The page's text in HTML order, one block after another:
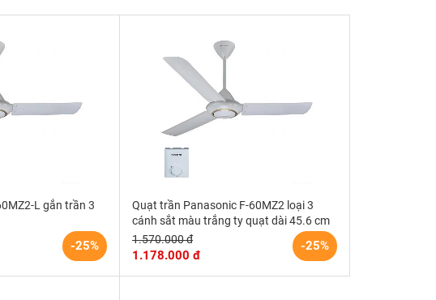
L gắn trần 3
-25%
Quạt trần Panasonic F-60MZ2 loại 3
cánh sắt màu trắng ty quạt dài 45.6 cm
-25%
1.570.000 đ
1.178.000 đ